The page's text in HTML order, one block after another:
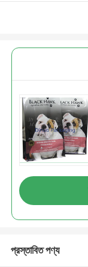
প্রস্তাবিত পণ্য